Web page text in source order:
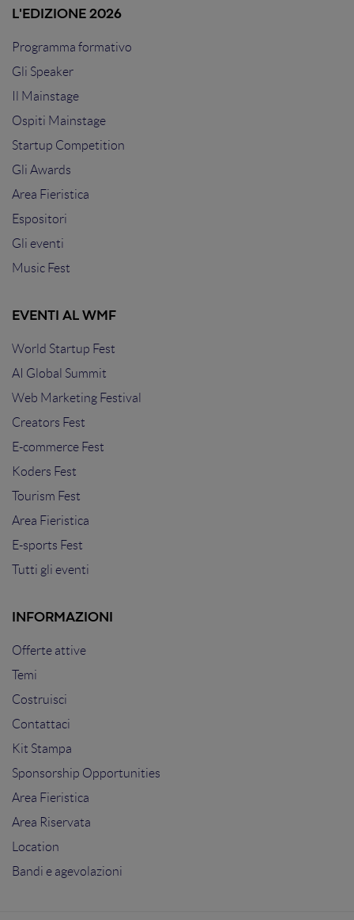
L'EDIZIONE 2026
Programma formativo
Gli Speaker
Il Mainstage
Ospiti Mainstage
Startup Competition
Gli Awards
Area Fieristica
Espositori
Gli eventi
Music Fest
EVENTI AL WMF
World Startup Fest
AI Global Summit
Web Marketing Festival
Creators Fest
E-commerce Fest
Koders Fest
Tourism Fest
Area Fieristica
E-sports Fest
Tutti gli eventi
INFORMAZIONI
Offerte attive
Temi
Costruisci
Contattaci
Kit Stampa
Sponsorship Opportunities
Area Fieristica
Area Riservata
Location
Bandi e agevolazioni